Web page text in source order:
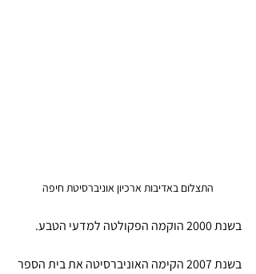
התצלום באדיבות ארכיון אוניברסיטת חיפה
בשנת 2000 הוקמה הפקולטה למדעי הטבע.
בשנת 2007 הקימה האוניברסיטה את בית הספר